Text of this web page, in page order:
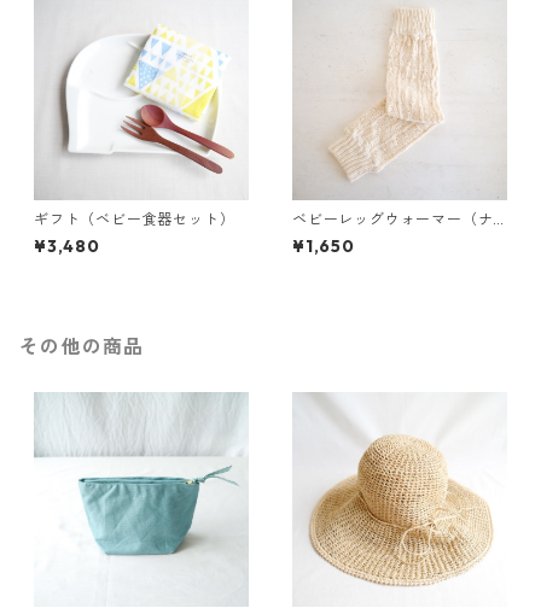
ギフト（ベビー食器セット）
¥3,480
ベビーレッグウォーマー（ナ
チュラル）
¥1,650
その他の商品